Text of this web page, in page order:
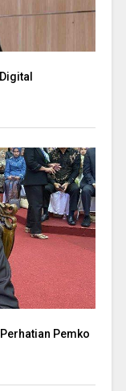
Pemko